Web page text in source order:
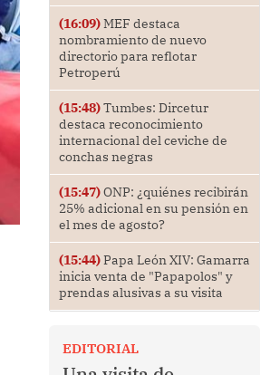
(16:09)MEF destaca
nombramiento de nuevo
directorio para reflotar
Petroperú
(15:48)Tumbes: Dircetur
destaca reconocimiento
internacional del ceviche de
conchas negras
(15:47)ONP: ¿quiénes recibirán
25% adicional en su pensión en
el mes de agosto?
(15:44)Papa León XIV: Gamarra
inicia venta de "Papapolos" y
prendas alusivas a su visita
EDITORIAL